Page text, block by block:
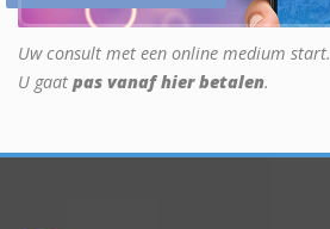
Uw consult met een online medium start.
U gaat pas vanaf hier betalen.